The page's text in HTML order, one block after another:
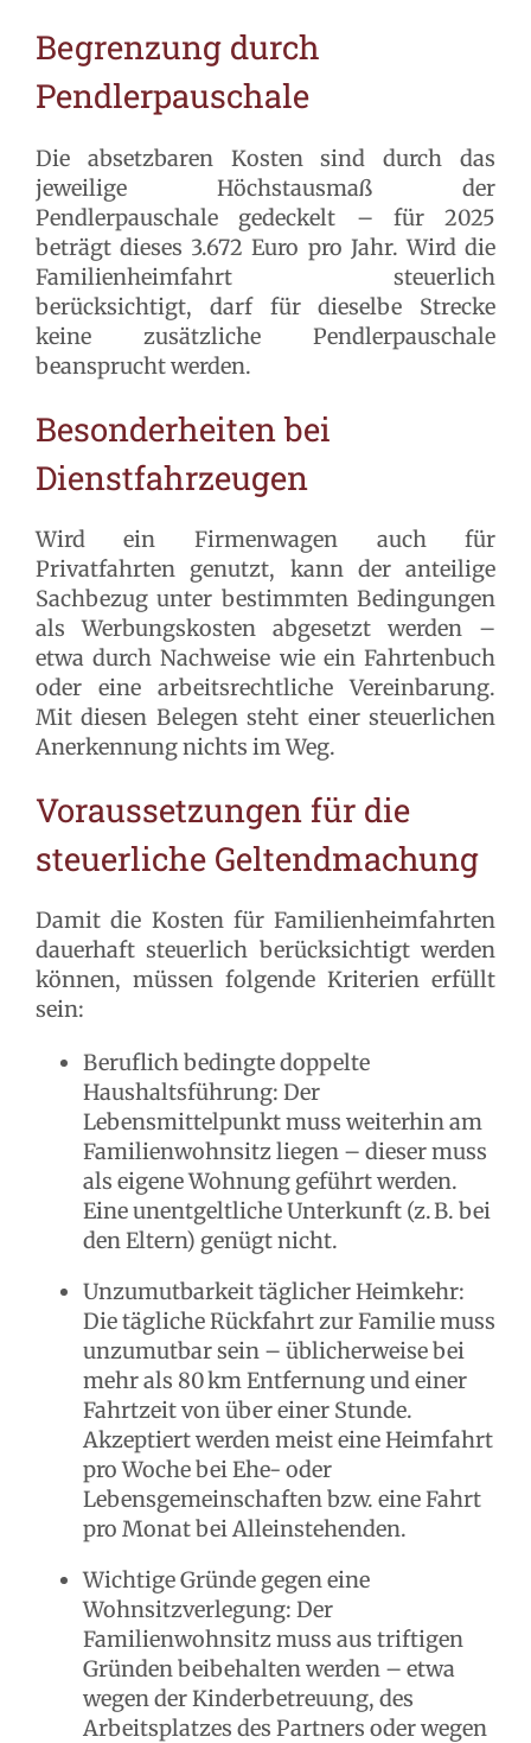
Begrenzung durch
Pendlerpauschale
Die absetzbaren Kosten sind durch das
jeweilige Höchstausmaß der
Pendlerpauschale gedeckelt – für 2025
beträgt dieses 3.672 Euro pro Jahr. Wird die
Familienheimfahrt steuerlich
berücksichtigt, darf für dieselbe Strecke
keine zusätzliche Pendlerpauschale
beansprucht werden.
Besonderheiten bei
Dienstfahrzeugen
Wird ein Firmenwagen auch für
Privatfahrten genutzt, kann der anteilige
Sachbezug unter bestimmten Bedingungen
als Werbungskosten abgesetzt werden –
etwa durch Nachweise wie ein Fahrtenbuch
oder eine arbeitsrechtliche Vereinbarung.
Mit diesen Belegen steht einer steuerlichen
Anerkennung nichts im Weg.
Voraussetzungen für die
steuerliche Geltendmachung
Damit die Kosten für Familienheimfahrten
dauerhaft steuerlich berücksichtigt werden
können, müssen folgende Kriterien erfüllt
sein:
Beruflich bedingte doppelte
Haushaltsführung: Der
Lebensmittelpunkt muss weiterhin am
Familienwohnsitz liegen – dieser muss
als eigene Wohnung geführt werden.
Eine unentgeltliche Unterkunft (z. B. bei
den Eltern) genügt nicht.
Unzumutbarkeit täglicher Heimkehr:
Die tägliche Rückfahrt zur Familie muss
unzumutbar sein – üblicherweise bei
mehr als 80 km Entfernung und einer
Fahrtzeit von über einer Stunde.
Akzeptiert werden meist eine Heimfahrt
pro Woche bei Ehe- oder
Lebensgemeinschaften bzw. eine Fahrt
pro Monat bei Alleinstehenden.
Wichtige Gründe gegen eine
Wohnsitzverlegung: Der
Familienwohnsitz muss aus triftigen
Gründen beibehalten werden – etwa
wegen der Kinderbetreuung, des
Arbeitsplatzes des Partners oder wegen